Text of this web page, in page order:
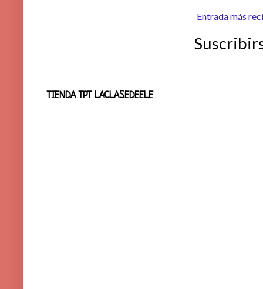
Entrada más
TIENDA TPT LACLASEDEELE